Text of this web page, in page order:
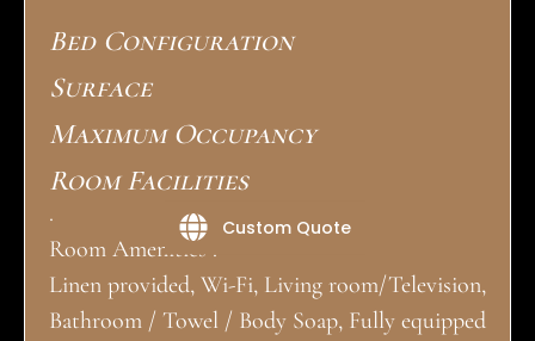
Bed Configuration
Surface
Maximum Occupancy
Room Facilities
.
Room Amenities :
Linen provided, Wi-Fi, Living room/Television,
Bathroom / Towel / Body Soap, Fully equipped
Custom Quote